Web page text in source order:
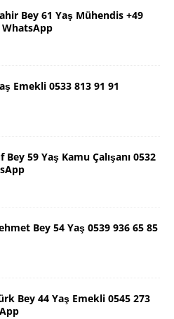
Bey 61 Yaş Mühendis +49
WhatsApp
Emekli 0533 813 91 91
Bey 59 Yaş Kamu Çalışanı 0532
Bey 54 Yaş 0539 936 65 85
Bey 44 Yaş Emekli 0545 273